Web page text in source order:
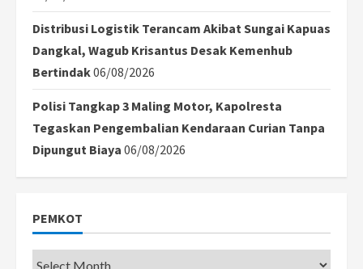
Distribusi Logistik Terancam Akibat Sungai Kapuas
Dangkal, Wagub Krisantus Desak Kemenhub
Bertindak06/08/2026
Polisi Tangkap 3 Maling Motor, Kapolresta
Tegaskan Pengembalian Kendaraan Curian Tanpa
Dipungut Biaya 06/08/2026
PEMKOT
Pemkot